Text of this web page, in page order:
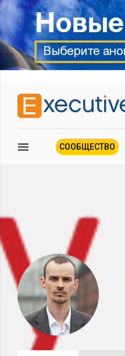
СООБЩЕСТВО